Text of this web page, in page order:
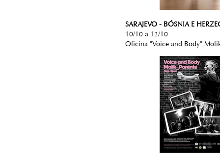
SARAJEVO - BÓSNIA E
10/10 a 12/10
Oficina "Voice and Body"